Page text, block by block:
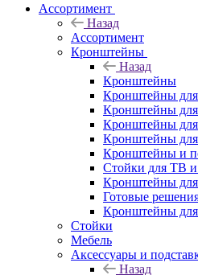
Ассортимент
Назад
Ассортимент
Кронштейны
Назад
Кронштейны
Кронштейны для
Кронштейны для
Кронштейны
Кронштейны для
Кронштейны и
Стойки для ТВ
Кронштейны
Готовые
Кронштейны для
Стойки
Мебель
Аксессуары и
Назад